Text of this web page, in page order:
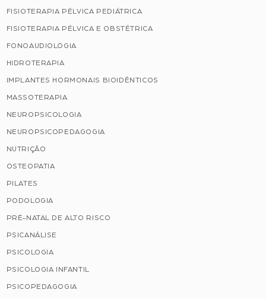
FISIOTERAPIA PÉLVICA PEDIÁTRICA
FISIOTERAPIA PÉLVICA E OBSTÉTRICA
FONOAUDIOLOGIA
HIDROTERAPIA
IMPLANTES HORMONAIS BIOIDÊNTICOS
MASSOTERAPIA
NEUROPSICOLOGIA
NEUROPSICOPEDAGOGIA
NUTRIÇÃO
OSTEOPATIA
PILATES
PODOLOGIA
PRÉ-NATAL DE ALTO RISCO
PSICANÁLISE
PSICOLOGIA
PSICOLOGIA INFANTIL
PSICOPEDAGOGIA